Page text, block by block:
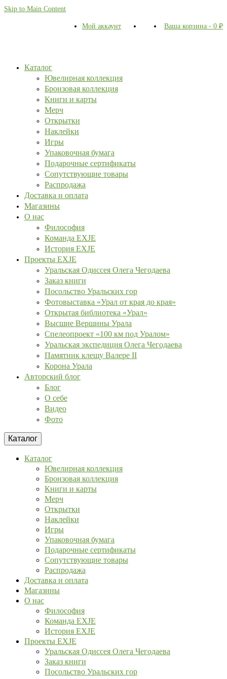
Skip to Main Content
Мой аккаунт Ваша корзина - 0 ₽
Каталог
Ювелирная коллекция
Бронзовая коллекция
Книги и карты
Мерч
Открытки
Наклейки
Игры
Упаковочная бумага
Подарочные сертификаты
Сопутствующие товары
Распродажа
Доставка и оплата
Магазины
О нас
Философия
Команда EXJE
История EXJE
Проекты EXJE
Уральская Одиссея Олега Чегодаева
Заказ книги
Посольство Уральских гор
Фотовыставка «Урал от края до края»
Открытая библиотека «Урал»
Высшие Вершины Урала
Спелеопроект «100 км под Уралом»
Уральская экспедиция Олега Чегодаева
Памятник клещу Валере II
Корона Урала
Авторский блог
Блог
О себе
Видео
Фото
Каталог
Каталог
Ювелирная коллекция
Бронзовая коллекция
Книги и карты
Мерч
Открытки
Наклейки
Игры
Упаковочная бумага
Подарочные сертификаты
Сопутствующие товары
Распродажа
Доставка и оплата
Магазины
О нас
Философия
Команда EXJE
История EXJE
Проекты EXJE
Уральская Одиссея Олега Чегодаева
Заказ книги
Посольство Уральских гор